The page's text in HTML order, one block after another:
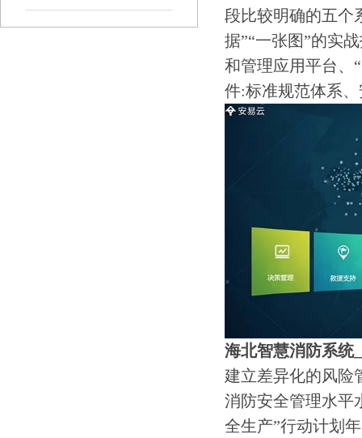
段比较明确的五个
据”“一张图”的实
和管理应用平台、
件:标准规范体系
海北智慧消防系统
建立差异化的风险
消防安全管理水平
全生产”行动计划